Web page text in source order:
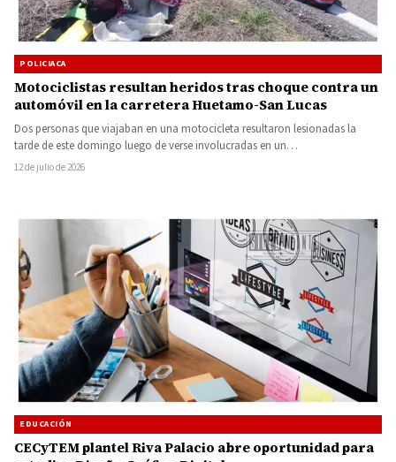
POLICIACA
Motociclistas resultan heridos tras choque contra un
automóvil en la carretera Huetamo-San Lucas
Dos personas que viajaban en una motocicleta resultaron lesionadas la
tarde de este domingo luego de verse involucradas en un…
12 de julio de 2026
EDUCACIÓN
CECyTEM plantel Riva Palacio abre oportunidad para